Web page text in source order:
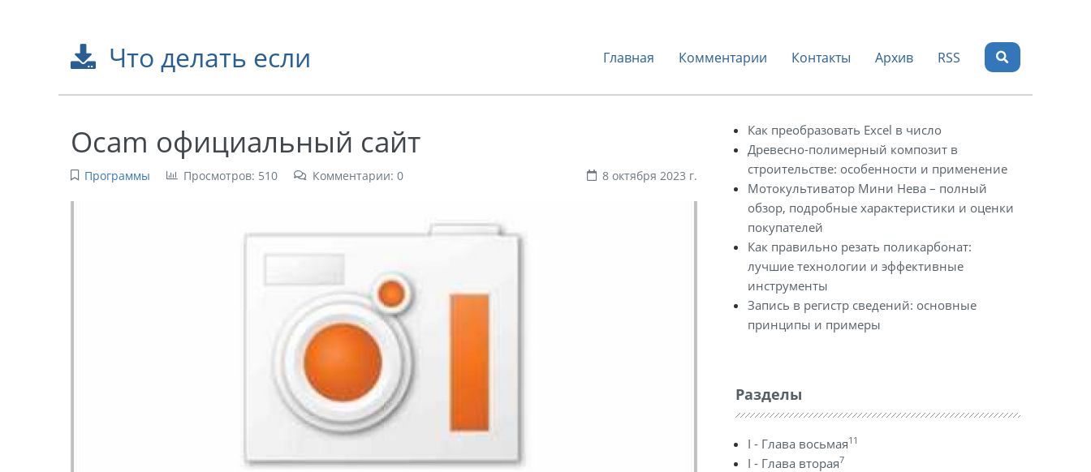
Что делать если Главная Комментарии Контакты Архив RSS
Ocam официальный сайт
Программы Просмотров: 510 Комментарии: 0 8 октября 2023 г.
Как преобразовать Excel в число
Древесно-полимерный композит в
строительстве: особенности и применение
Мотокультиватор Мини Нева – полный
обзор, подробные характеристики и оценки
покупателей
Как правильно резать поликарбонат:
лучшие технологии и эффективные
инструменты
Запись в регистр сведений: основные
принципы и примеры
Разделы
I - Глава восьмая11
I - Глава вторая7